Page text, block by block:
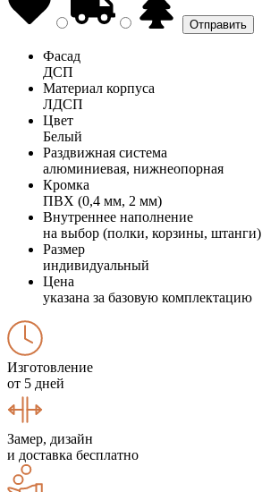
Фасад
ДСП
Материал корпуса
ЛДСП
Цвет
Белый
Раздвижная система
алюминиевая, нижнеопорная
Кромка
ПВХ (0,4 мм, 2 мм)
Внутреннее наполнение
на выбор (полки, корзины, штанги)
Размер
индивидуальный
Цена
указана за базовую комплектацию
Изготовление
от 5 дней
Замер, дизайн
и доставка бесплатно